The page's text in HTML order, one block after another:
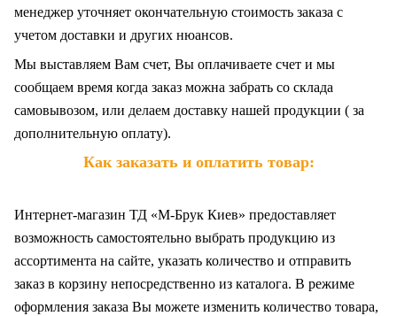
менеджер уточняет окончательную стоимость заказа с
учетом доставки и других нюансов.
Мы выставляем Вам счет, Вы оплачиваете счет и мы
сообщаем время когда заказ можна забрать со склада
самовывозом, или делаем доставку нашей продукции ( за
дополнительную оплату).
Как заказать и оплатить товар:
Интернет-магазин ТД «М-Брук Киев» предоставляет
возможность самостоятельно выбрать продукцию из
ассортимента на сайте, указать количество и отправить
заказ в корзину непосредственно из каталога. В режиме
оформления заказа Вы можете изменить количество товара,